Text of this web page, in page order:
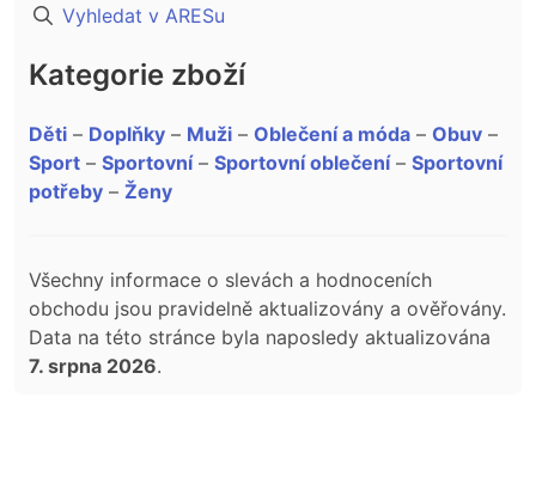
Vyhledat v ARESu
Kategorie zboží
Děti – Doplňky – Muži – Oblečení a móda – Obuv –
Sport – Sportovní– Sportovní oblečení– Sportovní
potřeby – Ženy
Všechny informace o slevách a hodnoceních
obchodu jsou pravidelně aktualizovány a ověřovány.
Data na této stránce byla naposledy aktualizována
7. srpna 2026.